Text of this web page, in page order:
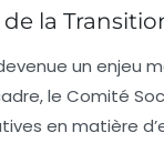
de la
un enjeu
le Comité
en matière